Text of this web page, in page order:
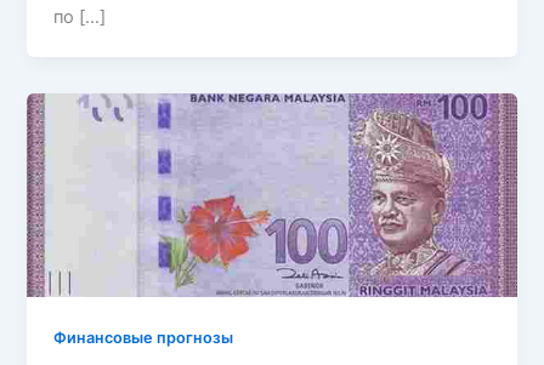
по […]
Финансовые прогнозы